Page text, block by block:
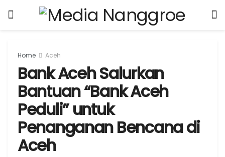
Home Aceh
Bank Aceh Salurkan
Bantuan “Bank Aceh
Peduli” untuk
Penanganan Bencana di
Aceh